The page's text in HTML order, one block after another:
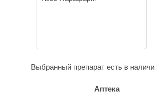
Выбранный препарат есть в
Аптека